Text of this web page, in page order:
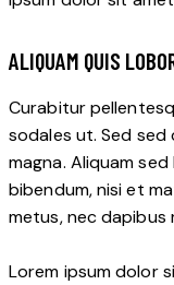
ALIQUAM QUIS
Curabitur
sodales ut. Sed
magna. Aliquam
bibendum, nisi et
metus, nec dapibus
Lorem ipsum dolor